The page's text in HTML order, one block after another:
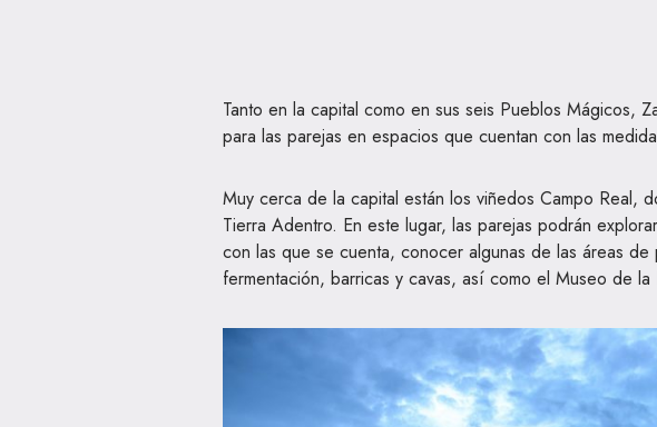
Tanto en la capital como en sus seis Pueblos Mágicos,
para las parejas en espacios que cuentan con las
Muy cerca de la capital están los viñedos Campo Real,
Tierra Adentro. En este lugar, las parejas podrán
con las que se cuenta, conocer algunas de las áreas
fermentación, barricas y cavas, así como el Museo de la